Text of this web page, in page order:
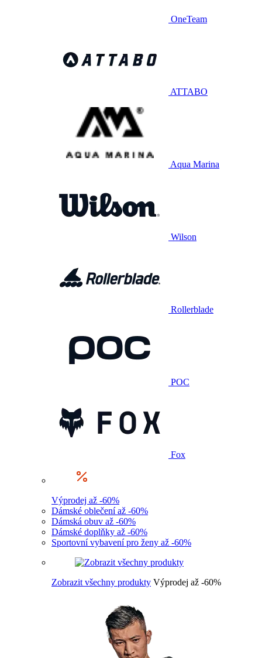
OneTeam
ATTABO
Aqua Marina
Wilson
Rollerblade
POC
Fox
Výprodej až -60%
Dámské oblečení až -60%
Dámská obuv až -60%
Dámské doplňky až -60%
Sportovní vybavení pro ženy až -60%
Zobrazit všechny produkty Výprodej až -60%